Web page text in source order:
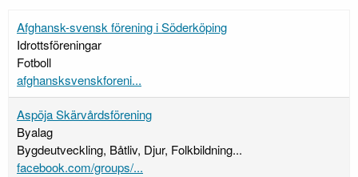
Afghansk-svensk förening i Söderköping
Idrottsföreningar
Fotboll
afghansksvenskforeni...
Aspöja Skärvårdsförening
Byalag
Bygdeutveckling, Båtliv, Djur, Folkbildning...
facebook.com/groups/...